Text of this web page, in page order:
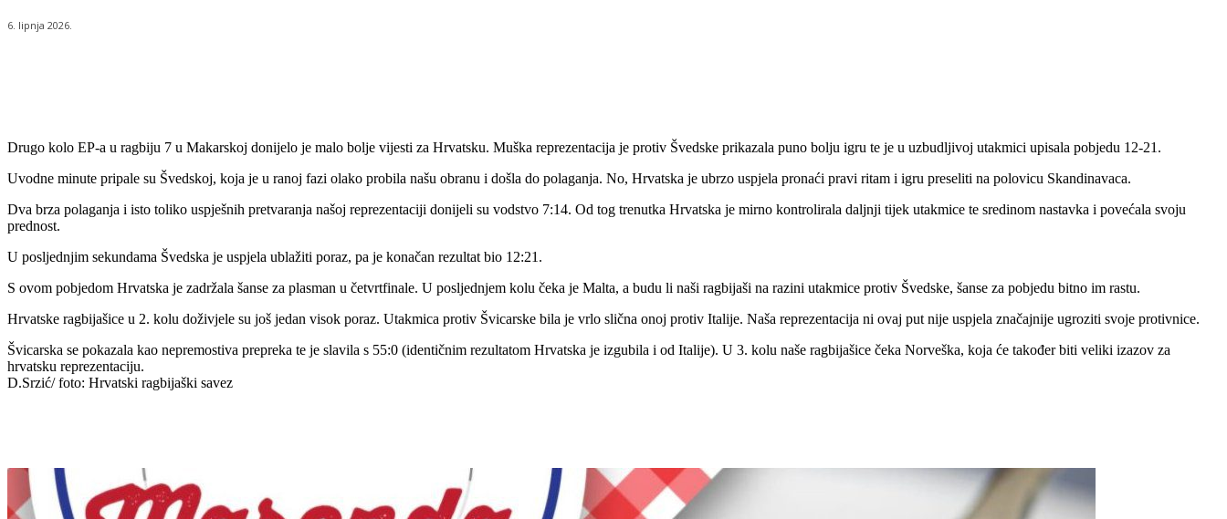
6. lipnja 2026.
Drugo kolo EP-a u ragbiju 7 u Makarskoj donijelo je malo bolje vijesti za Hrvatsku. Muška reprezentacija je protiv Švedske prikazala puno bolju igru te je u uzbudljivoj utakmici upisala pobjedu 12-21.
Uvodne minute pripale su Švedskoj, koja je u ranoj fazi olako probila našu obranu i došla do polaganja. No, Hrvatska je ubrzo uspjela pronaći pravi ritam i igru preseliti na polovicu Skandinavaca.
Dva brza polaganja i isto toliko uspješnih pretvaranja našoj reprezentaciji donijeli su vodstvo 7:14. Od tog trenutka Hrvatska je mirno kontrolirala daljnji tijek utakmice te sredinom nastavka i povećala svoju
prednost.
U posljednjim sekundama Švedska je uspjela ublažiti poraz, pa je konačan rezultat bio 12:21.
S ovom pobjedom Hrvatska je zadržala šanse za plasman u četvrtfinale. U posljednjem kolu čeka je Malta, a budu li naši ragbijaši na razini utakmice protiv Švedske, šanse za pobjedu bitno im rastu.
Hrvatske ragbijašice u 2. kolu doživjele su još jedan visok poraz. Utakmica protiv Švicarske bila je vrlo slična onoj protiv Italije. Naša reprezentacija ni ovaj put nije uspjela značajnije ugroziti svoje protivnice.
Švicarska se pokazala kao nepremostiva prepreka te je slavila s 55:0 (identičnim rezultatom Hrvatska je izgubila i od Italije). U 3. kolu naše ragbijašice čeka Norveška, koja će također biti veliki izazov za
hrvatsku reprezentaciju.
D.Srzić/ foto: Hrvatski ragbijaški savez